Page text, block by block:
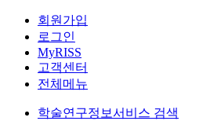
회원가입
로그인
MyRISS
고객센터
전체메뉴
학술연구정보서비스 검색